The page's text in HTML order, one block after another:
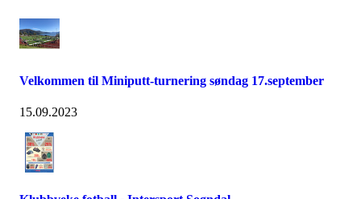
Velkommen til Miniputt-turnering søndag 17.september
15.09.2023